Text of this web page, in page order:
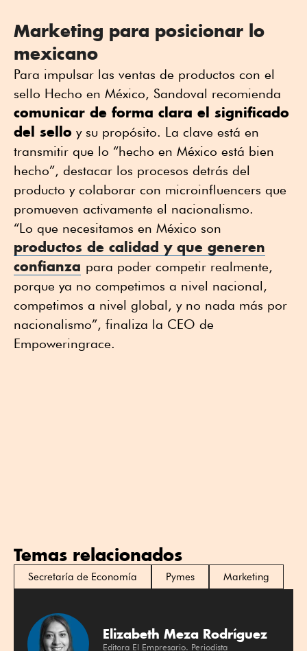
Marketing para posicionar lo
mexicano
Para impulsar las ventas de productos con el
sello Hecho en México, Sandoval recomienda
comunicar de forma clara el significado
del sello y su propósito. La clave está en
transmitir que lo “hecho en México está bien
hecho”, destacar los procesos detrás del
producto y colaborar con microinfluencers que
promueven activamente el nacionalismo.
“Lo que necesitamos en México son
productos de calidad y que generen
confianza para poder competir realmente,
porque ya no competimos a nivel nacional,
competimos a nivel global, y no nada más por
nacionalismo”, finaliza la CEO de
Empoweringrace.
Temas relacionados
Secretaría de Economía Pymes Marketing
Elizabeth Meza Rodríguez
Editora El Empresario. Periodista